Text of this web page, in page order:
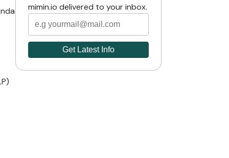
mimin.io delivered to your inbox.